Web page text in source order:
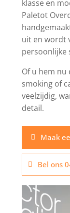
klasse en
Paletot
uit en wordt
persoonlijke
Of u hem nu
smoking of
veelzijdig,
detail.
Maak
Bel ons
Videospeler